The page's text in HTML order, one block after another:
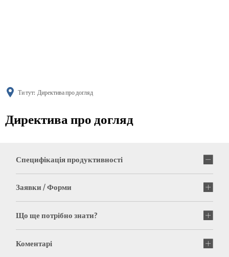
Ти тут: Директива про догляд
Директива про догляд
Специфікація продуктивності
Заявки / Форми
Що ще потрібно знати?
Коментарі